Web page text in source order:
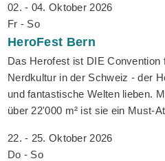
02. - 04. Oktober 2026
Fr - So
HeroFest Bern
Das Herofest ist DIE Convention
Nerdkultur in der Schweiz - der
und fantastische Welten lieben.
über 22'000 m² ist sie ein Must-
22. - 25. Oktober 2026
Do - So